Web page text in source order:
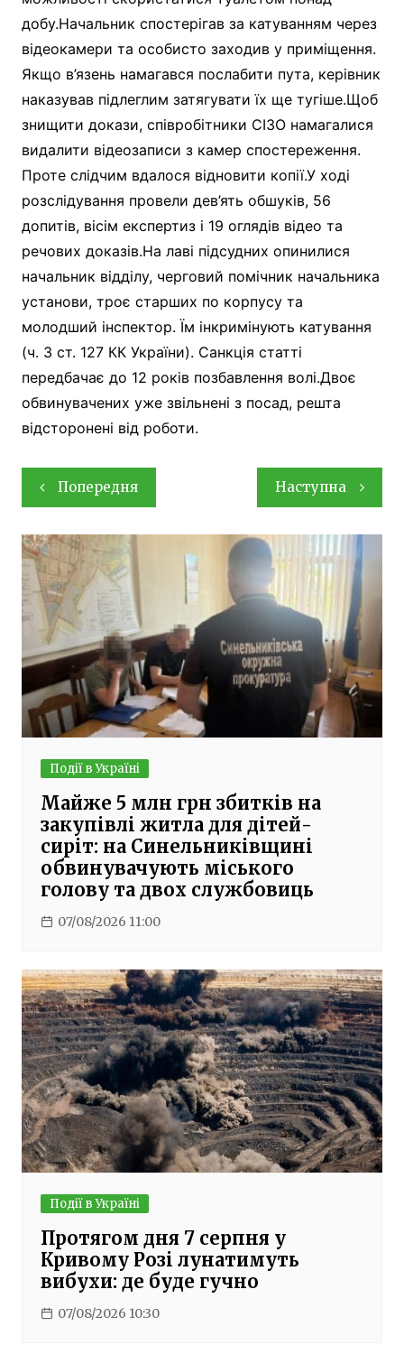
добу.Начальник спостерігав за катуванням через
відеокамери та особисто заходив у приміщення.
Якщо в’язень намагався послабити пута, керівник
наказував підлеглим затягувати їх ще тугіше.Щоб
знищити докази, співробітники СІЗО намагалися
видалити відеозаписи з камер спостереження.
Проте слідчим вдалося відновити копії.У ході
розслідування провели дев’ять обшуків, 56
допитів, вісім експертиз і 19 оглядів відео та
речових доказів.На лаві підсудних опинилися
начальник відділу, черговий помічник начальника
установи, троє старших по корпусу та
молодший інспектор. Їм інкримінують катування
(ч. 3 ст. 127 КК України). Санкція статті
передбачає до 12 років позбавлення волі.Двоє
обвинувачених уже звільнені з посад, решта
відсторонені від роботи.
Навігація
записів
Попередня Наступна
Події в Україні
Майже 5 млн грн збитків на
закупівлі житла для дітей-
сиріт: на Синельниківщині
обвинувачують міського
голову та двох службовиць
07/08/2026 11:00
Події в Україні
Протягом дня 7 серпня у
Кривому Розі лунатимуть
вибухи: де буде гучно
07/08/2026 10:30